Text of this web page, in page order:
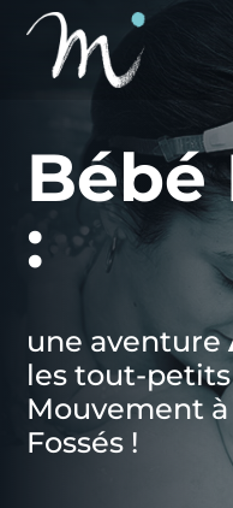
Bébé
:
une aventure
les tout-petits
Mouvement
Fossés !